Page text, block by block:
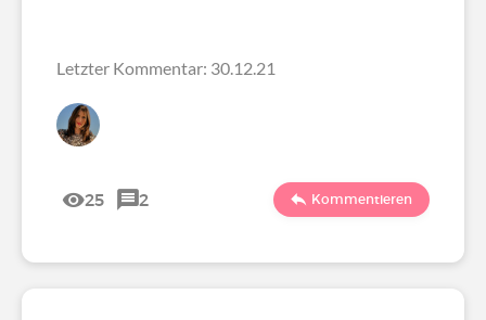
Letzter Kommentar: 30.12.21
25 2 Kommentieren